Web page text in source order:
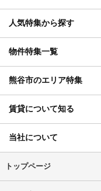
人気特集から探す
物件特集一覧
熊谷市のエリア特集
賃貸について知る
当社について
トップページ